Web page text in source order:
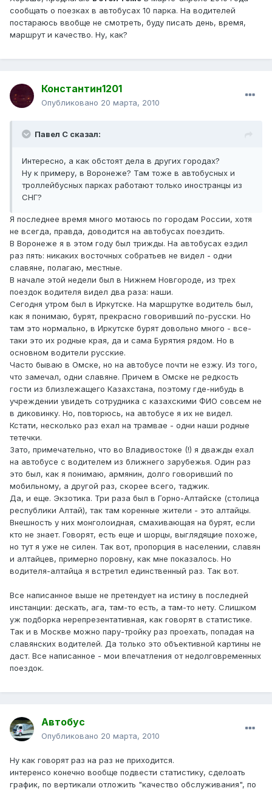
сообщать о поезках в автобусах 10 парка. На водителей
постараюсь ввобще не смотреть, буду писать день, время,
маршрут и качество. Ну, как?
Константин1201
Опубликовано 20 марта, 2010
Павел С сказал:
Интересно, а как обстоят дела в других городах?
Ну к примеру, в Воронеже? Там тоже в автобусных и
троллейбусных парках работают только иностранцы из
СНГ?
Я последнее время много мотаюсь по городам России, хотя
не всегда, правда, доводится на автобусах поездить.
В Воронеже я в этом году был трижды. На автобусах ездил
раз пять: никаких восточных собратьев не видел - одни
славяне, полагаю, местные.
В начале этой недели был в Нижнем Новгороде, из трех
поездок водителя видел два раза: наши.
Сегодня утром был в Иркутске. На маршрутке водитель был,
как я понимаю, бурят, прекрасно говоривший по-русски. Но
там это нормально, в Иркутске бурят довольно много - все-
таки это их родные края, да и сама Бурятия рядом. Но в
основном водители русские.
Часто бываю в Омске, но на автобусе почти не езжу. Из того,
что замечал, одни славяне. Причем в Омске не редкость
гости из близлежащего Казахстана, поэтому где-нибудь в
учреждении увидеть сотрудника с казахскими ФИО совсем не
в диковинку. Но, повторюсь, на автобусе я их не видел.
Кстати, несколько раз ехал на трамвае - одни наши родные
тетечки.
Зато, примечательно, что во Владивостоке (!) я дважды ехал
на автобусе с водителем из ближнего зарубежья. Один раз
это был, как я понимаю, армянин, долго говоривший по
мобильному, а другой раз, скорее всего, таджик.
Да, и еще. Экзотика. Три раза был в Горно-Алтайске (столица
республики Алтай), так там коренные жители - это алтайцы.
Внешность у них монголоидная, смахивающая на бурят, если
кто не знает. Говорят, есть еще и шорцы, выглядящие похоже,
но тут я уже не силен. Так вот, пропорция в населении, славян
и алтайцев, примерно поровну, как мне показалось. Но
водителя-алтайца я встретил единственный раз. Так вот.
Все написанное выше не претендует на истину в последней
инстанции: дескать, ага, там-то есть, а там-то нету. Слишком
уж подборка нерепрезентативная, как говорят в статистике.
Так и в Москве можно пару-тройку раз проехать, попадая на
славянских водителей. Да только это объективной картины не
даст. Все написанное - мои впечатления от недолговременных
поездок.
Автобус
Опубликовано 20 марта, 2010
Ну как говорят раз на раз не приходится.
интеренсо конечно вообще подвести статистику, сделоать
график, по вертикали отложить "качество обслуживания", по